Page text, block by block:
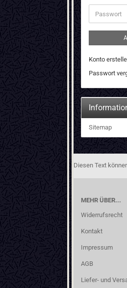
Adresse
Passwort
Konto
Passwort
Sitemap
Diesen Text
MEHR ÜBER...
Widerrufsrecht
Kontakt
Impressum
AGB
Liefer- und